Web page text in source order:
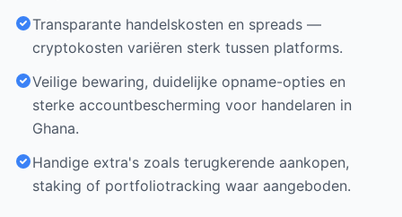
Transparante handelskosten en spreads —
cryptokosten variëren sterk tussen platforms.
Veilige bewaring, duidelijke opname-opties en
sterke accountbescherming voor handelaren in
Ghana.
Handige extra's zoals terugkerende aankopen,
staking of portfoliotracking waar aangeboden.